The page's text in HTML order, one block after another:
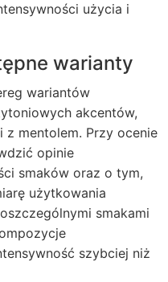
użycia i
warianty
wariantów
akcentów,
z mentolem. Przy ocenie
opinie
smaków oraz o tym,
użytkowania
smakami
szybciej niż